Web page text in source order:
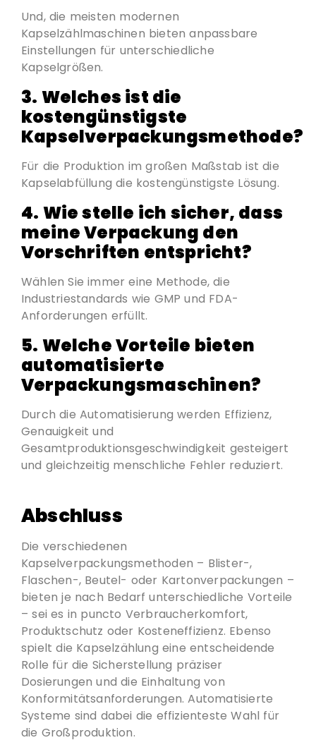
Und, die meisten modernen
Kapselzählmaschinen bieten anpassbare
Einstellungen für unterschiedliche
Kapselgrößen.
3. Welches ist die
kostengünstigste
Kapselverpackungsmethode?
Für die Produktion im großen Maßstab ist die
Kapselabfüllung die kostengünstigste Lösung.
4. Wie stelle ich sicher, dass
meine Verpackung den
Vorschriften entspricht?
Wählen Sie immer eine Methode, die
Industriestandards wie GMP und FDA-
Anforderungen erfüllt.
5. Welche Vorteile bieten
automatisierte
Verpackungsmaschinen?
Durch die Automatisierung werden Effizienz,
Genauigkeit und
Gesamtproduktionsgeschwindigkeit gesteigert
und gleichzeitig menschliche Fehler reduziert.
Abschluss
Die verschiedenen
Kapselverpackungsmethoden – Blister-,
Flaschen-, Beutel- oder Kartonverpackungen –
bieten je nach Bedarf unterschiedliche Vorteile
– sei es in puncto Verbraucherkomfort,
Produktschutz oder Kosteneffizienz. Ebenso
spielt die Kapselzählung eine entscheidende
Rolle für die Sicherstellung präziser
Dosierungen und die Einhaltung von
Konformitätsanforderungen. Automatisierte
Systeme sind dabei die effizienteste Wahl für
die Großproduktion.